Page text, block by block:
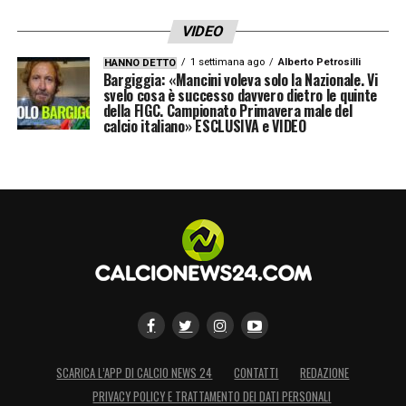
Ultime notizie Calcio Estero: tutte le novità
del giorno provenienti da tutto il mondo
La lista completa dei convocati
Alisson,Ederson,Weverton
Alex Sandro,Bremer,Danilo, Douglas
Marquinhos,Wesley
Centrocampisti:
Bruno Guimaraes,Casemiro,Danilo,
VIDEO
HANNO DETTO 1 settimana ago Alberto Petrosilli
Bargiggia: «Mancini voleva solo la Nazionale. Vi
svelo cosa è successo davvero dietro le quinte
della FIGC. Campionato Primavera male del
calcio italiano» ESCLUSIVA e VIDEO
SCARICA L’APP DI CALCIO NEWS 24 CONTATTI
REDAZIONE
PRIVACY POLICY E TRATTAMENTO DEI DATI PERSONALI